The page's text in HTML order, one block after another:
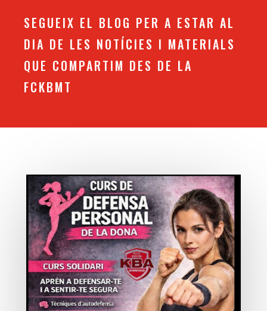
SEGUEIX EL BLOG PER A ESTAR AL
DIA DE LES NOTÍCIES I MATERIALS
QUE COMPARTIM DES DE LA
FCKBMT